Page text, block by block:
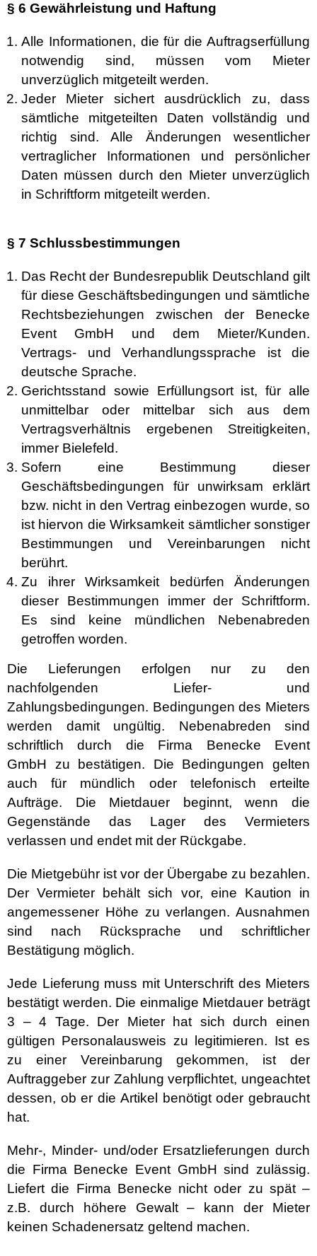
§ 6 Gewährleistung und Haftung
Alle Informationen, die für die Auftragserfüllung
notwendig sind, müssen vom Mieter
unverzüglich mitgeteilt werden.
Jeder Mieter sichert ausdrücklich zu, dass
sämtliche mitgeteilten Daten vollständig und
richtig sind. Alle Änderungen wesentlicher
vertraglicher Informationen und persönlicher
Daten müssen durch den Mieter unverzüglich
in Schriftform mitgeteilt werden.
§ 7 Schlussbestimmungen
Das Recht der Bundesrepublik Deutschland gilt
für diese Geschäftsbedingungen und sämtliche
Rechtsbeziehungen zwischen der Benecke
Event GmbH und dem Mieter/Kunden.
Vertrags- und Verhandlungssprache ist die
deutsche Sprache.
Gerichtsstand sowie Erfüllungsort ist, für alle
unmittelbar oder mittelbar sich aus dem
Vertragsverhältnis ergebenen Streitigkeiten,
immer Bielefeld.
Sofern eine Bestimmung dieser
Geschäftsbedingungen für unwirksam erklärt
bzw. nicht in den Vertrag einbezogen wurde, so
ist hiervon die Wirksamkeit sämtlicher sonstiger
Bestimmungen und Vereinbarungen nicht
berührt.
Zu ihrer Wirksamkeit bedürfen Änderungen
dieser Bestimmungen immer der Schriftform.
Es sind keine mündlichen Nebenabreden
getroffen worden.
Die Lieferungen erfolgen nur zu den
nachfolgenden Liefer- und
Zahlungsbedingungen. Bedingungen des Mieters
werden damit ungültig. Nebenabreden sind
schriftlich durch die Firma Benecke Event
GmbH zu bestätigen. Die Bedingungen gelten
auch für mündlich oder telefonisch erteilte
Aufträge. Die Mietdauer beginnt, wenn die
Gegenstände das Lager des Vermieters
verlassen und endet mit der Rückgabe.
Die Mietgebühr ist vor der Übergabe zu bezahlen.
Der Vermieter behält sich vor, eine Kaution in
angemessener Höhe zu verlangen. Ausnahmen
sind nach Rücksprache und schriftlicher
Bestätigung möglich.
Jede Lieferung muss mit Unterschrift des Mieters
bestätigt werden. Die einmalige Mietdauer beträgt
3 – 4 Tage. Der Mieter hat sich durch einen
gültigen Personalausweis zu legitimieren. Ist es
zu einer Vereinbarung gekommen, ist der
Auftraggeber zur Zahlung verpflichtet, ungeachtet
dessen, ob er die Artikel benötigt oder gebraucht
hat.
Mehr-, Minder- und/oder Ersatzlieferungen durch
die Firma Benecke Event GmbH sind zulässig.
Liefert die Firma Benecke nicht oder zu spät –
z.B. durch höhere Gewalt – kann der Mieter
keinen Schadenersatz geltend machen.